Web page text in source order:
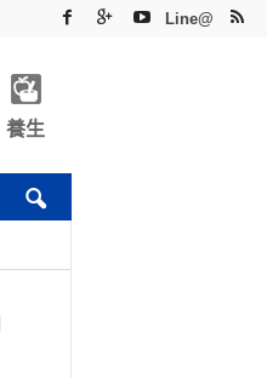
Line@
養生